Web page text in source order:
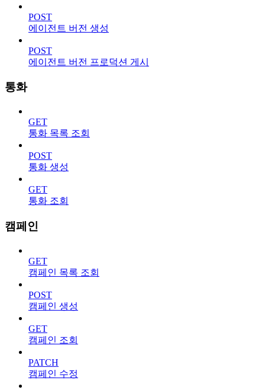
POST
에이전트 버전 생성
POST
에이전트 버전 프로덕션 게시
통화
GET
통화 목록 조회
POST
통화 생성
GET
통화 조회
캠페인
GET
캠페인 목록 조회
POST
캠페인 생성
GET
캠페인 조회
PATCH
캠페인 수정